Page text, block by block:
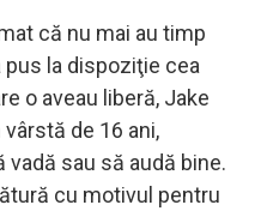
că nu mai au timp
pus la dispoziţie cea
o aveau liberă, Jake
de 16 ani,
sau să audă bine.
cu motivul pentru